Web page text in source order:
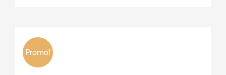
Promo!